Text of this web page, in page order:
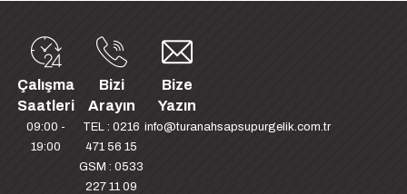
Çalışma
Saatleri
09:00 -
19:00
Bizi
Arayın
TEL : 0216
471 56 15
GSM : 0533
227 11 09
Bize
Yazın
info@turanahsapsupurgelik.com.tr